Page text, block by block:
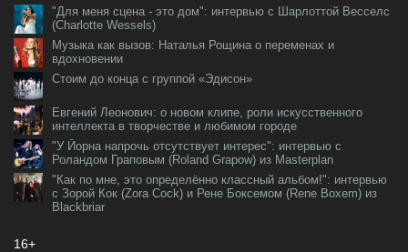
"Для меня сцена - это дом": интервью с Шарлоттой Весселс
(Charlotte Wessels)
Музыка как вызов: Наталья Рощина о переменах и
вдохновении
Стоим до конца с группой «Эдисон»
Евгений Леонович: о новом клипе, роли искусственного
интеллекта в творчестве и любимом городе
"У Йорна напрочь отсутствует интерес": интервью с
Роландом Граповым (Roland Grapow) из Masterplan
"Как по мне, это определённо классный альбом!": интервью
с Зорой Кок (Zora Cock) и Рене Боксемом (Rene Boxem) из
Blackbriar
16+